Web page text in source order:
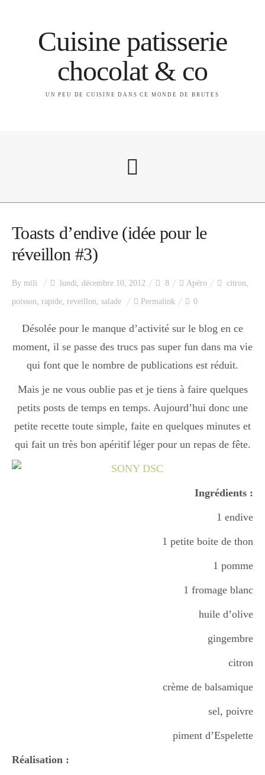
Cuisine patisserie
chocolat & co
UN PEU DE CUISINE DANS CE MONDE DE BRUTES
A propos
Index des recettes
Catégories
Apéro
Entrée
plats
Boisson chaudes
Recettes Végétariennes
Toasts d’endive (idée pour le
réveillon #3)
By mili lundi, décembre 10, 2012 8 Apéro citron,
poisson, rapide, reveillon, salade Permalink 0
Désolée pour le manque d’activité sur le blog en ce
moment, il se passe des trucs pas super fun dans ma vie
qui font que le nombre de publications est réduit.
Mais je ne vous oublie pas et je tiens à faire quelques
petits posts de temps en temps. Aujourd’hui donc une
petite recette toute simple, faite en quelques minutes et
qui fait un très bon apéritif léger pour un repas de fête.
Ingrédients :
1 endive
1 petite boite de thon
1 pomme
1 fromage blanc
huile d’olive
gingembre
citron
crème de balsamique
sel, poivre
piment d’Espelette
Réalisation :